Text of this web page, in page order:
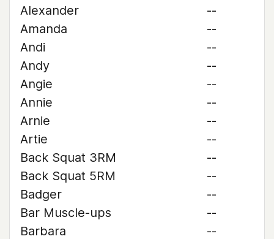
Alexander
--
Amanda
--
Andi
--
Andy
--
Angie
--
Annie
--
Arnie
--
Artie
--
Back Squat 3RM
--
Back Squat 5RM
--
Badger
--
Bar Muscle-ups
--
Barbara
--